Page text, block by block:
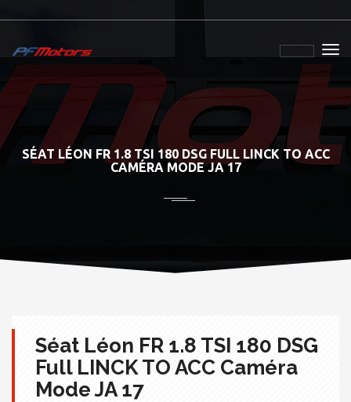
SÉAT LÉON FR 1.8 TSI 180 DSG FULL LINCK TO ACC
CAMÉRA MODE JA 17
Séat Léon FR 1.8 TSI 180 DSG
Full LINCK TO ACC Caméra
Mode JA 17